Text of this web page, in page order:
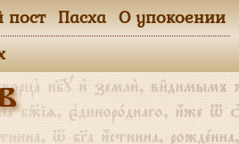
пост Пасха О упокоении